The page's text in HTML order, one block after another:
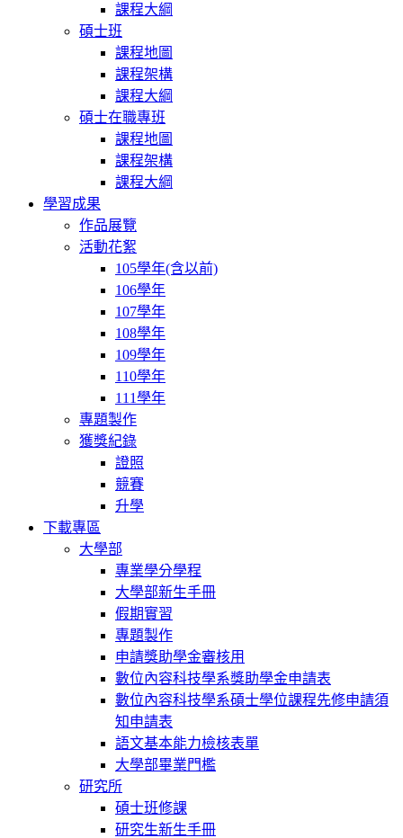
課程大綱
碩士班
課程地圖
課程架構
課程大綱
碩士在職專班
課程地圖
課程架構
課程大綱
學習成果
作品展覽
活動花絮
105學年(含以前)
106學年
107學年
108學年
109學年
110學年
111學年
專題製作
獲獎紀錄
證照
競賽
升學
下載專區
大學部
專業學分學程
大學部新生手冊
假期實習
專題製作
申請獎助學金審核用
數位內容科技學系獎助學金申請表
數位內容科技學系碩士學位課程先修申請須
知申請表
語文基本能力檢核表單
大學部畢業門檻
研究所
碩士班修課
研究生新生手冊